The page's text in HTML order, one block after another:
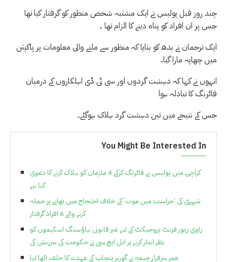
چند روز قبل پولیس نے ایک مشتبہ شخص منظور کو گرفتار کیا تھا
جس پر ان افراد کو پناہ دینے کا الزام تھا ۔
ایک ترجمان نے بدھ کو بتایا کہ منظور سے ملنے والی معلومات پر پاکپتن
میں چھاپہ مارا گیا۔
انہوں نے کہا کہ دہشت گردوں اور سی ٹی ڈی اہلکاروں کے درمیان
فائرنگ کا تبادلہ ہوا
جس کے نتیجے میں تین دہشت گرد ہلاک ہوگئے۔
You Might Be Interested In
کراچی میں پولیس نے فائرنگ کرکے 4 ملزمان کو ہلاک کرنے کا دعویٰ
کیا ہے
شہری کی ‘حراست میں موت’ کے خلاف احتجاج میں تھانے پر حملہ
کرنے والے 6 افراد گرفتار
راوی ریور فرنٹ پروجیکٹ کے لیے غیر قانونی ہاؤسنگ اسکیموں کو
نظر انداز کرنے پر ایل ایچ سی نے حکومت کی سرزنش کی
عمر سرفراز چیمہ نے گورنر پنجاب کے عہدے کا حلف اٹھا لیا